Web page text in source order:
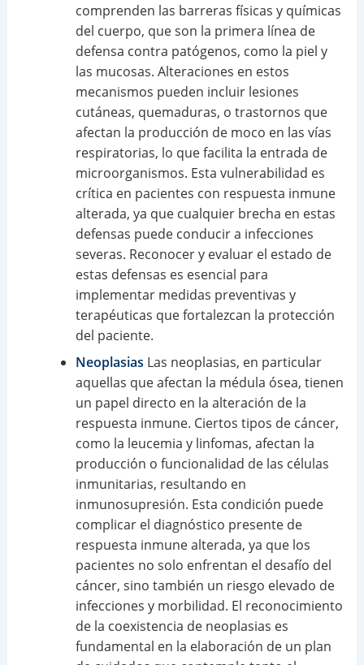
comprenden las barreras físicas y químicas
del cuerpo, que son la primera línea de
defensa contra patógenos, como la piel y
las mucosas. Alteraciones en estos
mecanismos pueden incluir lesiones
cutáneas, quemaduras, o trastornos que
afectan la producción de moco en las vías
respiratorias, lo que facilita la entrada de
microorganismos. Esta vulnerabilidad es
crítica en pacientes con respuesta inmune
alterada, ya que cualquier brecha en estas
defensas puede conducir a infecciones
severas. Reconocer y evaluar el estado de
estas defensas es esencial para
implementar medidas preventivas y
terapéuticas que fortalezcan la protección
del paciente.
Neoplasias Las neoplasias, en particular
aquellas que afectan la médula ósea, tienen
un papel directo en la alteración de la
respuesta inmune. Ciertos tipos de cáncer,
como la leucemia y linfomas, afectan la
producción o funcionalidad de las células
inmunitarias, resultando en
inmunosupresión. Esta condición puede
complicar el diagnóstico presente de
respuesta inmune alterada, ya que los
pacientes no solo enfrentan el desafío del
cáncer, sino también un riesgo elevado de
infecciones y morbilidad. El reconocimiento
de la coexistencia de neoplasias es
fundamental en la elaboración de un plan